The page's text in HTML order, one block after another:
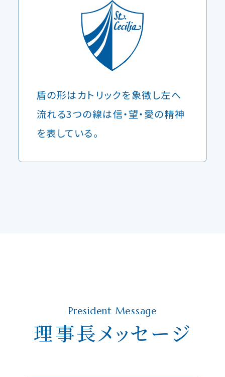
盾の形はカトリックを象徴し左へ
流れる3つの線は信・望・愛の精神
を表している。
President Message
理事長メッセージ